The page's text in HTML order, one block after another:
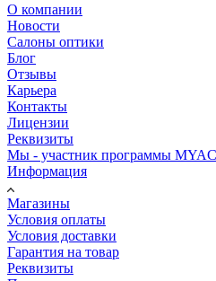
О компании
Новости
Салоны оптики
Блог
Отзывы
Карьера
Контакты
Лицензии
Реквизиты
Мы - участник программы
Информация
Магазины
Условия оплаты
Условия доставки
Гарантия на товар
Реквизиты